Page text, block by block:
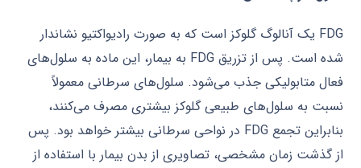
FDG یک آنالوگ گلوکز است که به صورت رادیواکتیو نشاندار
شده است. پس از تزریق FDG به بیمار، این ماده به سلول‌های
فعال متابولیکی جذب می‌شود. سلول‌های سرطانی معمولاً
نسبت به سلول‌های طبیعی گلوکز بیشتری مصرف می‌کنند،
بنابراین تجمع FDG در نواحی سرطانی بیشتر خواهد بود. پس
از گذشت زمان مشخصی، تصاویری از بدن بیمار با استفاده از